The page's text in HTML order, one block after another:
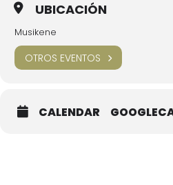
UBICACIÓN
Musikene
OTROS EVENTOS
CALENDAR